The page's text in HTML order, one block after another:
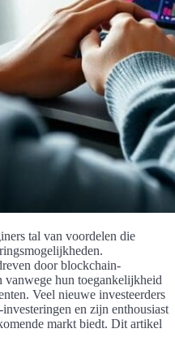
tal van voordelen die
door blockchain-
hun toegankelijkheid
Veel nieuwe investeerders
en zijn enthousiast
markt biedt. Dit artikel